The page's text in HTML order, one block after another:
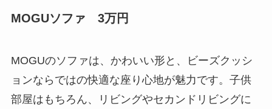
MOGUソファ 3万円
MOGUのソファは、かわいい形と、ビーズクッシ
ョンならではの快適な座り心地が魅力です。子供
部屋はもちろん、リビングやセカンドリビングに